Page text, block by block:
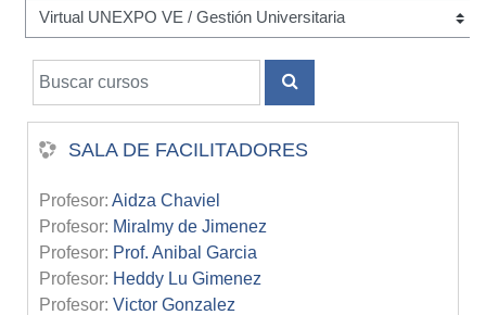
Buscar cursos
BUSCAR CURSOS
SALA DE FACILITADORES
Profesor: Aidza Chaviel
Profesor: Miralmy de Jimenez
Profesor: Prof. Anibal Garcia
Profesor: Heddy Lu Gimenez
Profesor: Victor Gonzalez